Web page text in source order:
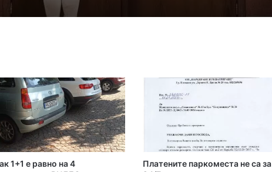
2026
иззети в Пловдивско за месец
2026
Пловдив (07.08– 13.08)
1+1 е равно на 4
Платените паркоместа не са за